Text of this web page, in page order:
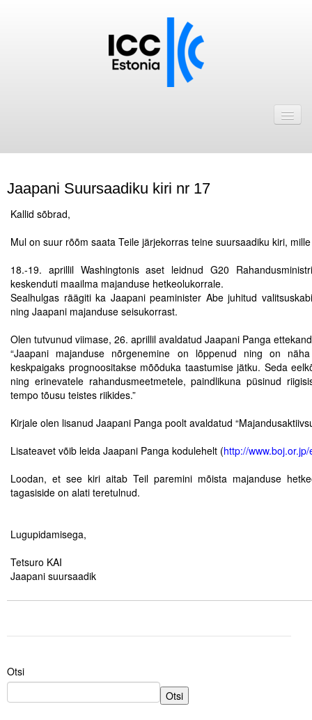
ICC Eesti liikmebaas
Liikmete pakkumised
Kalender
ICC Eesti
Tegevused
Publikatsioonid
Arvamus
Viidad
ICC WBO
ICC komisjonid
Videod
Liitu meililistiga
Jaapani Suursaadiku kiri nr 17
Kallid sõbrad,
Mul on suur rõõm saata Teile järjekorras teine suursaadiku kiri,
18.-19. aprillil Washingtonis aset leidnud G20
keskenduti maailma majanduse hetkeolukorrale.
Sealhulgas räägiti ka Jaapani peaminister Abe juhitud
ning Jaapani majanduse seisukorrast.
Olen tutvunud viimase, 26. aprillil avaldatud Jaapani Panga
“Jaapani majanduse nõrgenemine on lõppenud ning on
keskpaigaks prognoositakse mõõduka taastumise jätku. Seda
ning erinevatele rahandusmeetmetele, paindlikuna püsinud
tempo tõusu teistes riikides.”
Kirjale olen lisanud Jaapani Panga poolt avaldatud
Lisateavet võib leida Jaapani Panga kodulehelt (http://
Loodan, et see kiri aitab Teil paremini mõista majanduse
tagasiside on alati teretulnud.
Lugupidamisega,
Tetsuro KAI
Jaapani suursaadik
Otsi
Otsi